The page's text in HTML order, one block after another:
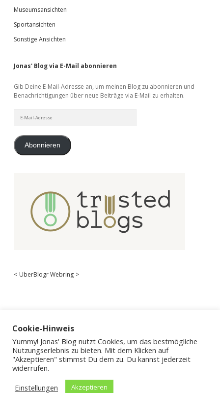
Museumsansichten
Sportansichten
Sonstige Ansichten
Jonas' Blog via E-Mail abonnieren
Gib Deine E-Mail-Adresse an, um meinen Blog zu abonnieren und
Benachrichtigungen über neue Beiträge via E-Mail zu erhalten.
Mail-
Abonnieren
< UberBlogr Webring >
Cookie-Hinweis
Yummy! Jonas' Blog nutzt Cookies, um das bestmögliche
Nutzungserlebnis zu bieten. Mit dem Klicken auf
"Akzeptieren" stimmst Du dem zu. Du kannst jederzeit
widerrufen.
Einstellungen
Akzeptieren